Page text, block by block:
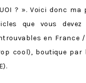
? ». Voici donc
que vous devez
en France
cool), boutique par